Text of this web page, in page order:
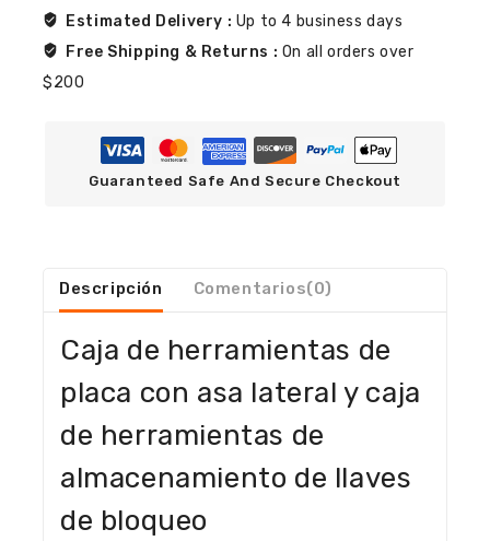
Estimated Delivery : Up to 4 business days
Free Shipping & Returns : On all orders over
$200
Guaranteed Safe And Secure Checkout
Descripción Comentarios(0)
Caja de herramientas de
placa con asa lateral y caja
de herramientas de
almacenamiento de llaves
de bloqueo